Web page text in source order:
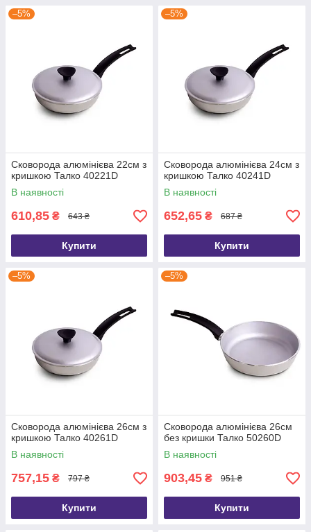
–5%
Сковорода алюмінієва 22см з
кришкою Талко 40221D
В наявності
610,85 ₴ 643 ₴
Купити
–5%
Сковорода алюмінієва 24см з
кришкою Талко 40241D
В наявності
652,65 ₴ 687 ₴
Купити
–5%
Сковорода алюмінієва 26см з
кришкою Талко 40261D
В наявності
757,15 ₴ 797 ₴
Купити
–5%
Сковорода алюмінієва 26см
без кришки Талко 50260D
В наявності
903,45 ₴ 951 ₴
Купити